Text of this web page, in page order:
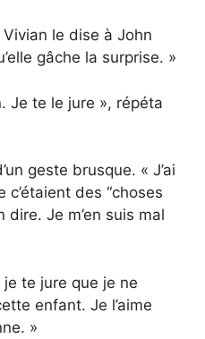
le dise à John
gâche la surprise. »
Je te le jure », répéta
geste brusque. « J’ai
des “choses
Je m’en suis mal
te jure que je ne
enfant. Je l’aime
»